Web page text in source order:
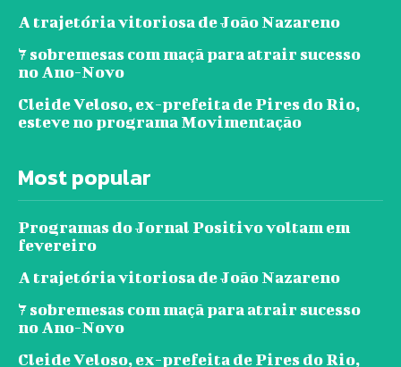
A trajetória vitoriosa de João Nazareno
7 sobremesas com maçã para atrair sucesso
no Ano-Novo
Cleide Veloso, ex-prefeita de Pires do Rio,
esteve no programa Movimentação
Most popular
Programas do Jornal Positivo voltam em
fevereiro
A trajetória vitoriosa de João Nazareno
7 sobremesas com maçã para atrair sucesso
no Ano-Novo
Cleide Veloso, ex-prefeita de Pires do Rio,